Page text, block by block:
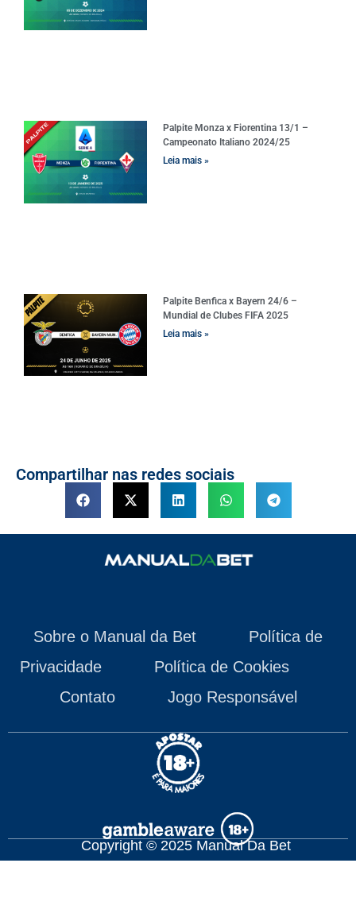
Palpite Monza x Fiorentina 13/1 –
Campeonato Italiano 2024/25
Leia mais »
Palpite Benfica x Bayern 24/6 –
Mundial de Clubes FIFA 2025
Leia mais »
Compartilhar nas redes sociais
Sobre o Manual da Bet
Política de
Privacidade
Política de Cookies
Contato
Jogo Responsável
Copyright © 2025 Manual Da Bet